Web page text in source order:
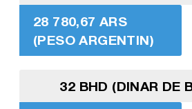
28 780,67 ARS
(PESO ARGENTIN)
32 BHD (DINAR DE